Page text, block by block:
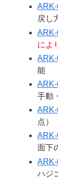
戻し
によ
能
手動
点）
面下
ハジ